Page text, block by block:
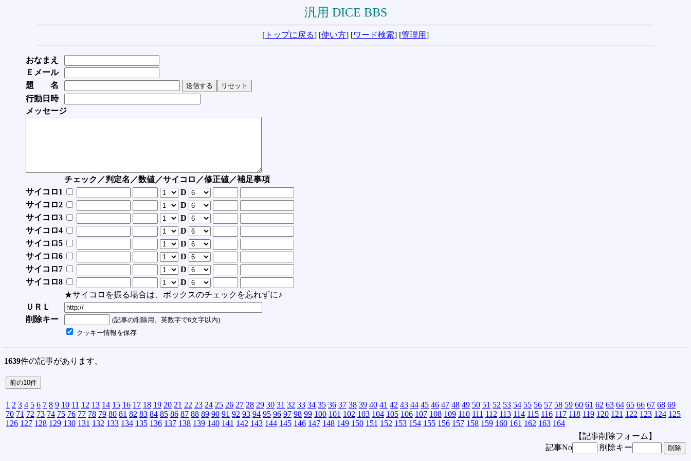
汎用 DICE BBS
[ トップに戻る] [使い方] [ワード検索] [管理用]
おなまえ
Ｅメール
題 名
行動日時
メッセージ
チェック／判定名／数値／サイコロ／修正値／補足事項
サイコロ1
D
サイコロ2
D
サイコロ3
D
サイコロ4
D
サイコロ5
D
サイコロ6
D
サイコロ7
D
サイコロ8
D
★サイコロを振る場合は、ボックスのチェックを忘れずに♪
ＵＲＬ
削除キー
(記事の削除用。英数字で8文字以内)
クッキー情報を保存
1639件の記事があります。
1 2 3 4 5 6 7 8 9 10 11 12 13 14 15 16 17 18 19 20 21 22 23 24 25 26 27 28 29 30 31 32 33 34 35 36 37 38 39 40 41 42 43 44 45 46 47 48 49 50 51 52 53 54 55 56 57 58 59 60 61 62 63 64 65 66 67 68 69
70 71 72 73 74 75 76 77 78 79 80 81 82 83 84 85 86 87 88 89 90 91 92 93 94 95 96 97 98 99 100 101 102 103 104 105 106 107 108 109 110 111 112 113 114 115 116 117 118 119 120 121 122 123 124 125
126 127 128 129 130 131 132 133 134 135 136 137 138 139 140 141 142 143 144 145 146 147 148 149 150 151 152 153 154 155 156 157 158 159 160 161 162 163 164
【記事削除フォーム】
記事No
削除キー